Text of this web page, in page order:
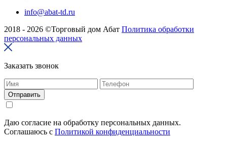
info@abat-td.ru
2018 - 2026 ©Торговый дом Абат Политика обработки
персональных данных
Заказать звонок
Отправить
Даю согласие на обработку персональных данных.
Соглашаюсь с Политикой конфиденциальности